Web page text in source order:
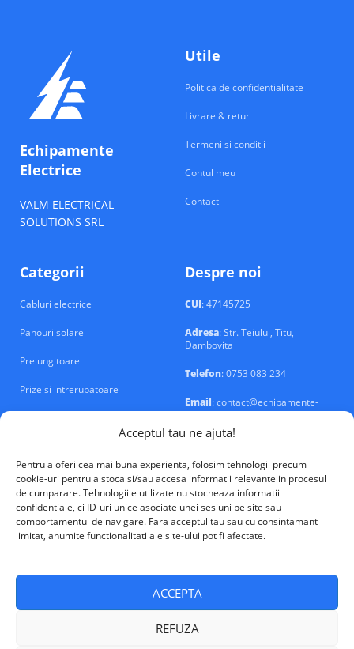
Acceptul tau ne ajuta!
Pentru a oferi cea mai buna experienta, folosim tehnologii precum
cookie-uri pentru a stoca si/sau accesa informatii relevante in procesul
de cumparare. Tehnologiile utilizate nu stocheaza informatii
confidentiale, ci ID-uri unice asociate unei sesiuni pe site sau
comportamentul de navigare. Fara acceptul tau sau cu consintamant
limitat, anumite functionalitati ale site-ului pot fi afectate.
ACCEPTA
REFUZA
Echipamente
Electrice
VALM ELECTRICAL
SOLUTIONS SRL
Utile
Politica de confidentialitate
Livrare & retur
Termeni si conditii
Contul meu
Contact
Categorii
Cabluri electrice
Panouri solare
Prelungitoare
Prize si intrerupatoare
Despre noi
CUI: 47145725
Adresa: Str. Teiului, Titu,
Dambovita
Telefon: 0753 083 234
Email: contact@echipamente-
electrice.ro
VALM Electrical Solutions © 2026